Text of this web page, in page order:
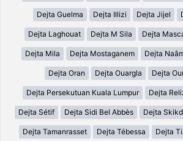
Dejta Guelma Dejta Illizi Dejta Jijel
Dejta Laghouat Dejta M Sila Dejta
Dejta Mila Dejta Mostaganem Dejta
Dejta Oran Dejta Ouargla Dejta
Dejta Persekutuan Kuala Lumpur Dejta
Dejta Sétif Dejta Sidi Bel Abbès Dejta
Dejta Tamanrasset Dejta Tébessa Dejta